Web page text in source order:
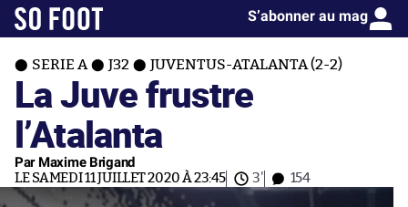
S’abonner au mag
SERIE A J32 JUVENTUS-ATALANTA (2-2)
La Juve frustre
l’Atalanta
Par Maxime Brigand
LE SAMEDI 11 JUILLET 2020 À 23:45 3' 154